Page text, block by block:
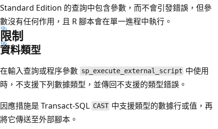
Standard Edition 的查詢中包含參數，而不會引發錯誤，但參
數沒有任何作用，且 R 腳本會在單一進程中執行。
限制
資料類型
在輸入查詢或程序參數 sp_execute_external_script 中使用
時，不支援下列數據類型，並傳回不支援的類型錯誤。
因應措施是 Transact-SQL CAST 中支援類型的數據行或值，再
將它傳送至外部腳本。